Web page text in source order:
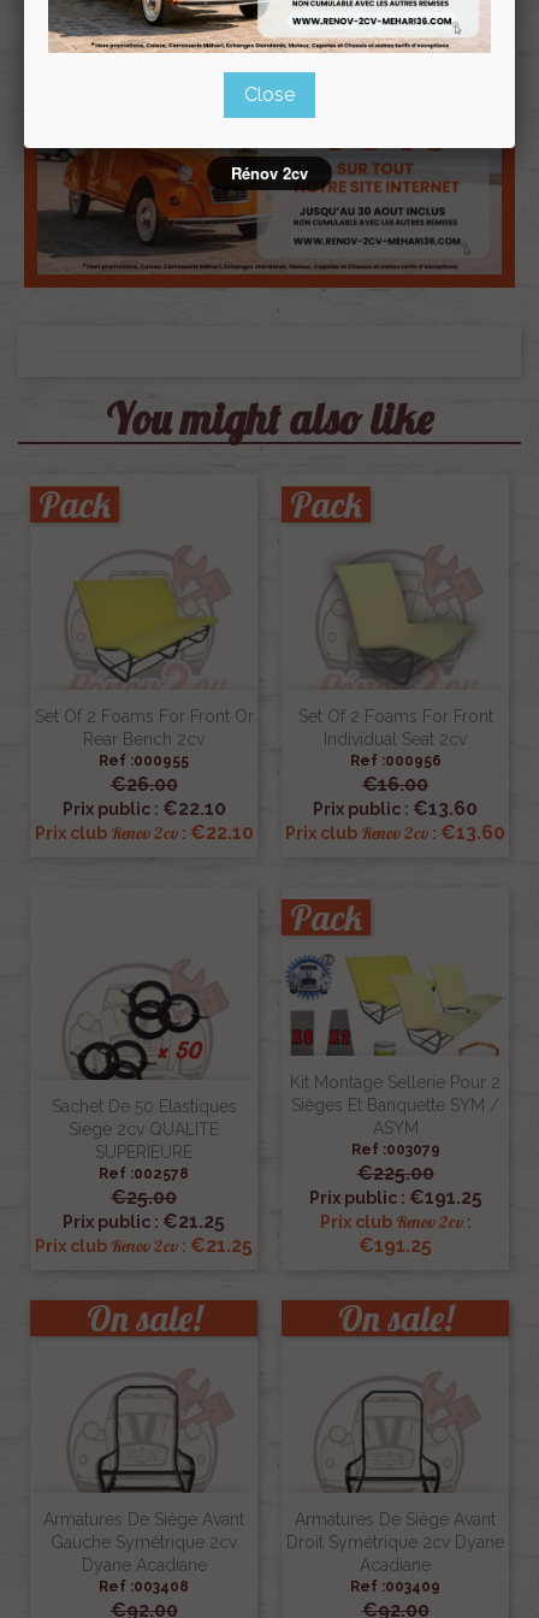
You might also like
Set Of 2 Foams For Front Or
Rear Bench 2cv
Ref :000955
€26.00
Prix public : €22.10
Prix club Renov 2cv: €22.10
Pack
Set Of 2 Foams For Front
Individual Seat 2cv
Ref :000956
€16.00
Prix public : €13.60
Prix club Renov 2cv : €13.60
Pack
Sachet De 50 Elastiques
Siege 2cv QUALITE
SUPERIEURE
Ref :002578
€25.00
Prix public : €21.25
Prix club Renov 2cv : €21.25
Kit Montage Sellerie Pour 2
Sièges Et Banquette SYM /
ASYM
Ref :003079
€225.00
Prix public : €191.25
Prix club Renov 2cv:
€191.25
Pack
Armatures De Siège Avant
Gauche Symétrique 2cv
Dyane Acadiane
Ref :003408
€92.00
On sale!
Armatures De Siège Avant
Droit Symétrique 2cv Dyane
Acadiane
Ref :003409
€92.00
On sale!
Close
Rénov 2cv